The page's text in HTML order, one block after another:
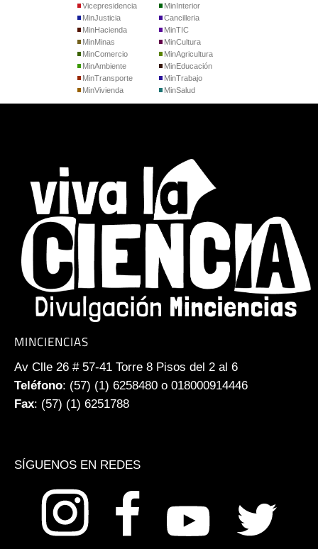
Vicepresidencia
MinJusticia
MinInterior
Cancilleria
MinHacienda
MinMinas
MinComercio
MinTIC
MinCultura
MinAgricultura
MinAmbiente
MinTransporte
MinVivienda
MinEducación
MinTrabajo
MinSalud
MINCIENCIAS
Av Clle 26 # 57-41 Torre 8 Pisos del 2 al 6
Teléfono: (57) (1) 6258480 o 018000914446
Fax: (57) (1) 6251788
SÍGUENOS EN REDES